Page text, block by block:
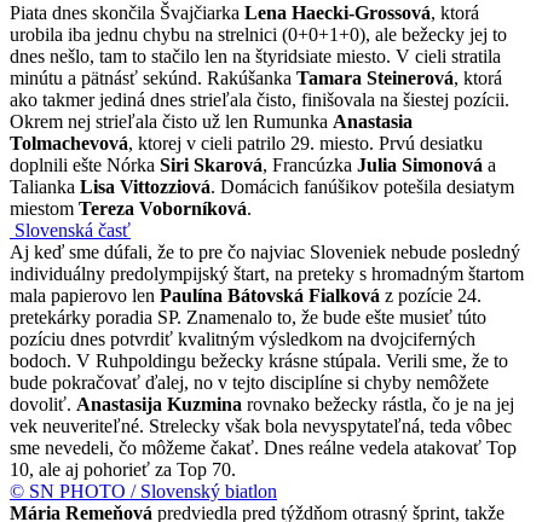
Piata dnes skončila Švajčiarka Lena Haecki-Grossová, ktorá
urobila iba jednu chybu na strelnici (0+0+1+0), ale bežecky jej to
dnes nešlo, tam to stačilo len na štyridsiate miesto. V cieli stratila
minútu a pätnásť sekúnd. Rakúšanka Tamara Steinerová, ktorá
ako takmer jediná dnes strieľala čisto, finišovala na šiestej pozícii.
Okrem nej strieľala čisto už len Rumunka Anastasia
Tolmachevová, ktorej v cieli patrilo 29. miesto. Prvú desiatku
doplnili ešte Nórka Siri Skarová, Francúzka Julia Simonová a
Talianka Lisa Vittozziová. Domácich fanúšikov potešila desiatym
miestom Tereza Voborníková.
Slovenská časť
Aj keď sme dúfali, že to pre čo najviac Sloveniek nebude posledný
individuálny predolympijský štart, na preteky s hromadným štartom
mala papierovo len Paulína Bátovská Fialková z pozície 24.
pretekárky poradia SP. Znamenalo to, že bude ešte musieť túto
pozíciu dnes potvrdiť kvalitným výsledkom na dvojciferných
bodoch. V Ruhpoldingu bežecky krásne stúpala. Verili sme, že to
bude pokračovať ďalej, no v tejto disciplíne si chyby nemôžete
dovoliť. Anastasija Kuzmina rovnako bežecky rástla, čo je na jej
vek neuveriteľné. Strelecky však bola nevyspytateľná, teda vôbec
sme nevedeli, čo môžeme čakať. Dnes reálne vedela atakovať Top
10, ale aj pohorieť za Top 70.
© SN PHOTO / Slovenský biatlon
Mária Remeňová predviedla pred týždňom otrasný šprint, takže